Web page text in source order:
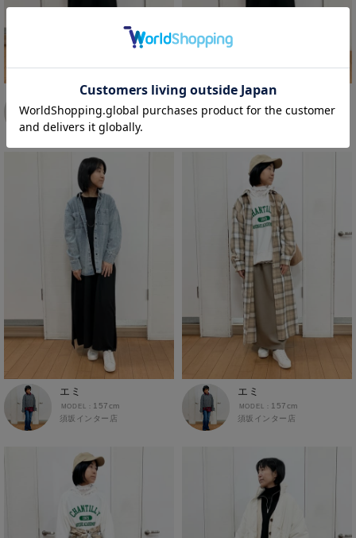
靴
手袋・アームウォーマー
帽子
その他グッズ
ルームウェア
ルームウェア
ワンピース
ワンピース
スポーツウェア
スポーツウェア
エミ
須坂インター店
157cm
エミ
157cm
エミ
須坂インター店
157cm
エミ
須坂インター店
157cm